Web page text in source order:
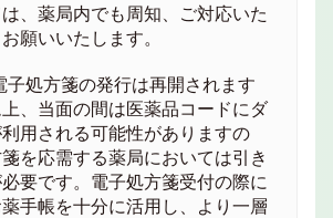
、薬局内でも周知、ご対応いた
願いいたします。
処方箋の発行は再開されます
、当面の間は医薬品コードにダ
用される可能性がありますの
を応需する薬局においては引き
要です。電子処方箋受付の際に
手帳を十分に活用し、より一層